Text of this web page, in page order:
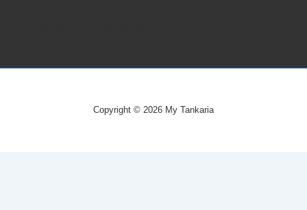
Copyright © 2026 My Tankaria